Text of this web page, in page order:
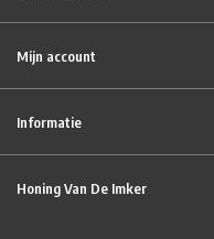
Mijn account
Informatie
Honing Van De Imker